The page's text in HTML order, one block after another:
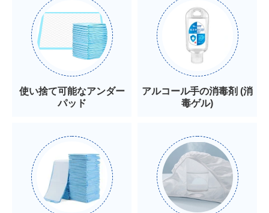
使い捨て可能なアンダー
パッド
アルコール手の消毒剤 (消
毒ゲル)